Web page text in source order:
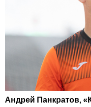
Андрей Панкратов,